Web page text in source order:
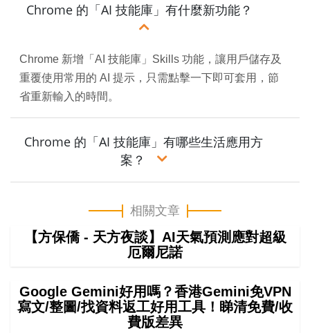
Chrome 的「AI 技能庫」有什麼新功能？
Chrome 新增「AI 技能庫」Skills 功能，讓用戶儲存及
重覆使用常用的 AI 提示，只需點擊一下即可套用，節
省重新輸入的時間。
Chrome 的「AI 技能庫」有哪些生活應用方
案？
相關文章
【方保僑 - 天方夜談】AI天氣預測應對超級
厄爾尼諾
Google Gemini好用嗎？香港Gemini免VPN
寫文/整圖/找資料返工好用工具！睇清免費/收
費版差異